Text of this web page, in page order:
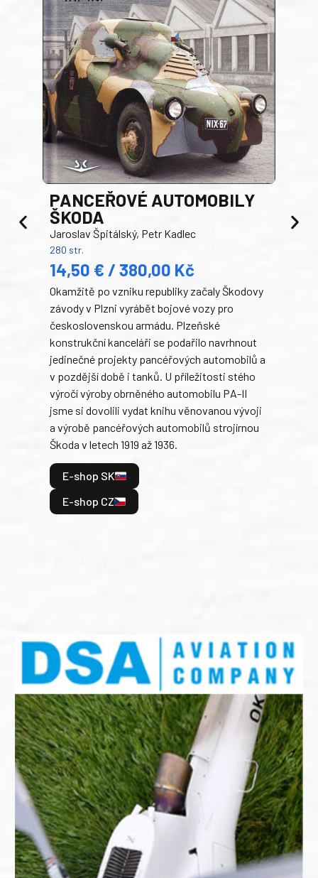
PANCEŘOVÉ AUTOMOBILY
ŠKODA
Jaroslav Špitálský, Petr Kadlec
280 str.
14,50 € / 380,00 Kč
Okamžitě po vzniku republiky začaly Škodovy
závody v Plzni vyrábět bojové vozy pro
československou armádu. Plzeňské
konstrukční kanceláři se podařilo navrhnout
jedinečné projekty pancéřových automobilů a
v pozdější době i tanků. U příležitosti stého
výročí výroby obrněného automobilu PA-II
jsme si dovolili vydat knihu věnovanou vývoji
a výrobě pancéřových automobilů strojírnou
Škoda v letech 1919 až 1936.
E-shop SK
E-shop CZ